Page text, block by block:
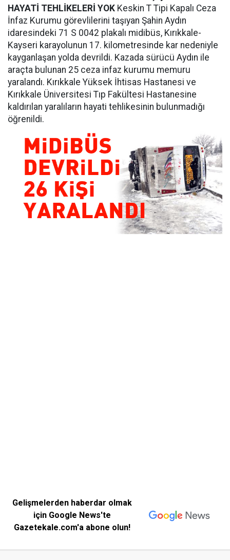
HAYATİ TEHLİKELERİ YOK Keskin T Tipi Kapalı Ceza
İnfaz Kurumu görevlilerini taşıyan Şahin Aydın
idaresindeki 71 S 0042 plakalı midibüs, Kırıkkale-
Kayseri karayolunun 17. kilometresinde kar nedeniyle
kayganlaşan yolda devrildi. Kazada sürücü Aydın ile
araçta bulunan 25 ceza infaz kurumu memuru
yaralandı. Kırıkkale Yüksek İhtisas Hastanesi ve
Kırıkkale Üniversitesi Tıp Fakültesi Hastanesine
kaldırılan yaralıların hayati tehlikesinin bulunmadığı
öğrenildi.
Gelişmelerden haberdar olmak
için Google News'te
Gazetekale.com'a abone olun!